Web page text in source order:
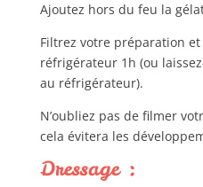
Ajoutez hors du feu la
Filtrez votre préparation et
réfrigérateur 1h (ou
au réfrigérateur).
N’oubliez pas de filmer
cela évitera les
Dressage :